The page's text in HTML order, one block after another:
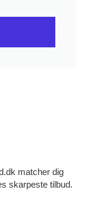
matcher dig
skarpeste tilbud.